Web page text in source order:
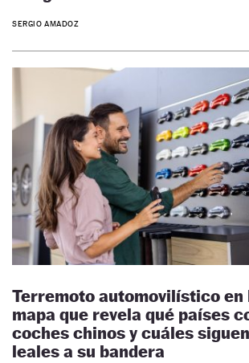
SERGIO AMADOZ
Terremoto automovilístico en
mapa que revela qué países
coches chinos y cuáles
leales a su bandera